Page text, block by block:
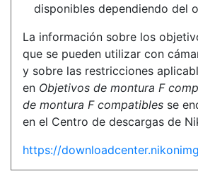
disponibles dependiendo del
La información sobre los
que se pueden utilizar con
y sobre las restricciones
en Objetivos de montura F
de montura F compatibles se
en el Centro de descargas de
https://